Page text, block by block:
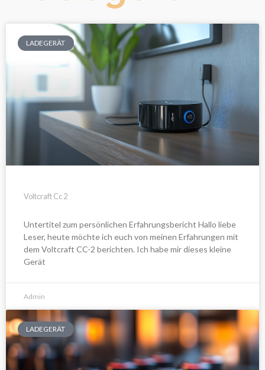
LADEGERÄT
Voltcraft Cc 2
Untertitel zum persönlichen Erfahrungsbericht Hallo liebe
Leser, heute möchte ich euch von meinen Erfahrungen mit
dem Voltcraft CC-2 berichten. Ich habe mir dieses kleine
Gerät
Admin
LADEGERÄT